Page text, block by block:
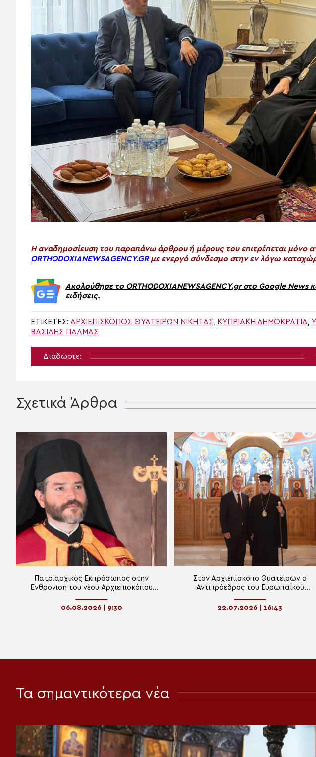
H αναδημοσίευση του παραπάνω άρθρου ή μέρους του επιτρέπεται μόνο
ORTHODOXIANEWSAGENCY.GRμε ενεργό σύνδεσμο στην εν λόγω
Ακολούθησε το ORTHODOXIANEWSAGENCY.gr στο Google News
ειδήσεις.
ΕΤΙΚΈΤΕΣ: ΑΡΧΙΕΠΊΣΚΟΠΟΣ ΘΥΑΤΕΊΡΩΝ ΝΙΚΉΤΑΣ ΚΥΠΡΙΑΚΉ ΔΗΜΟΚΡΑΤΊΑ
ΒΑΣΊΛΗΣ ΠΆΛΜΑΣ
Διαδώστε:
Σχετικά Άρθρα
Πατριαρχικός Εκπρόσωπος στην
Ενθρόνιση του νέου Αρχιεπισκόπου
06.08.2026 | 9:30
Στον Αρχιεπίσκοπο Θυατείρων ο
Αντιπρόεδρος του Ευρωπαϊκού
στην Ελλάδα
22.07.2026 | 16:43
Τα σημαντικότερα νέα